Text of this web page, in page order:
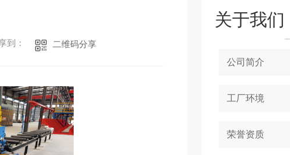
到： 二维码分享
关于我们
公司简介
工厂环境
荣誉资质